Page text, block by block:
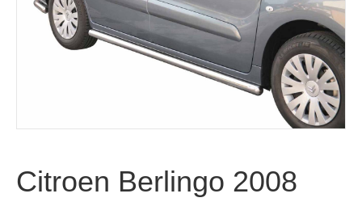
Citroen Berlingo 2008